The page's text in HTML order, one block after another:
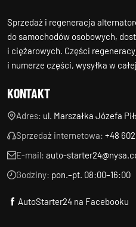
Sprzedaż i regeneracja
do samochodów osobowych,
i ciężarowych. Części
i numerze części, wysyłka w
KONTAKT
Adres: ul. Marszałka Józefa
Sprzedaż internetowa: +48
E-mail: auto-
Godziny: pon.–pt. 08:00–16:00
AutoStarter24 na Facebooku